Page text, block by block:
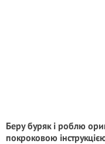
Беру буряк і роблю
покроковою